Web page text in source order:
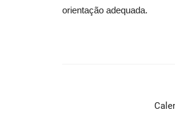
orientação adequada.